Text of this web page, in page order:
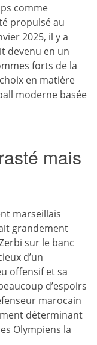
comme
propulsé au
2025, il y a
devenu en un
forts de la
en matière
moderne basée
mais
marseillais
grandement
sur le banc
d’un
offensif et sa
d’espoirs
marocain
déterminant
Olympiens la